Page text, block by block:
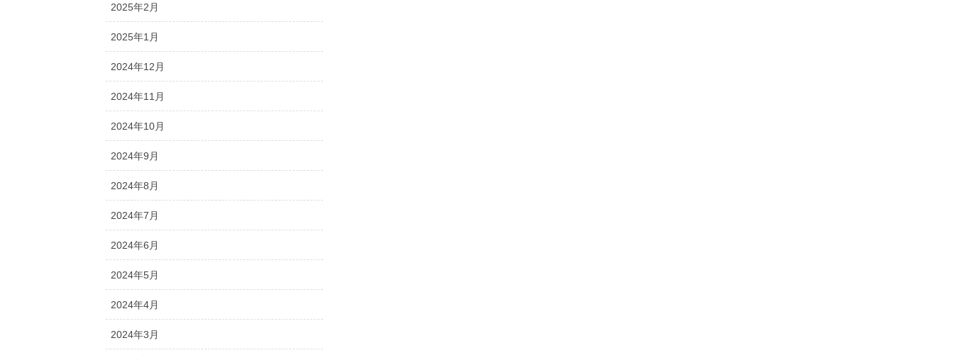
2025年2月
2025年1月
2024年12月
2024年11月
2024年10月
2024年9月
2024年8月
2024年7月
2024年6月
2024年5月
2024年4月
2024年3月